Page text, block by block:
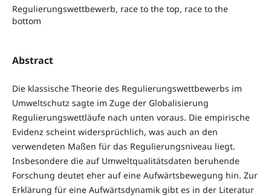
Regulierungswettbewerb, race to the top, race to the
bottom
Abstract
Die klassische Theorie des Regulierungswettbewerbs im
Umweltschutz sagte im Zuge der Globalisierung
Regulierungswettläufe nach unten voraus. Die empirische
Evidenz scheint widersprüchlich, was auch an den
verwendeten Maßen für das Regulierungsniveau liegt.
Insbesondere die auf Umweltqualitätsdaten beruhende
Forschung deutet eher auf eine Aufwärtsbewegung hin. Zur
Erklärung für eine Aufwärtsdynamik gibt es in der Literatur